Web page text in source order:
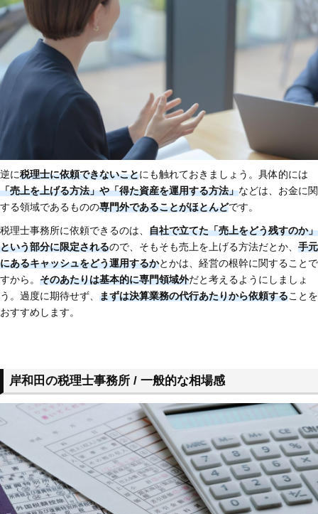
逆に税理士に依頼できないことにも触れておきましょう。具体的には
「売上を上げる方法」や「得た資産を運用する方法」などは、お金に関
する領域であるものの専門外であることがほとんどです。
税理士事務所に依頼できるのは、 自社で立てた「売上をどう残すのか」
という部分に限定されるので、そもそも売上を上げる方法だとか、 手元
にあるキャッシュをどう運用するかとかは、経営の根幹に関することで
すから。 そのあたりは基本的に専門領域外だと考えるようにしましょ
う。過度に期待せず、 まずは決算業務の代行あたりから依頼することを
おすすめします。
岸和田の税理士事務所 / 一般的な相場感